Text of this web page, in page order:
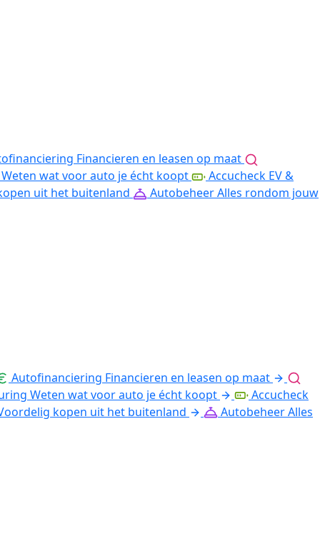
Financieren en leasen op maat
Weten wat voor auto je écht koopt
Accucheck EV &
uit het buitenland
AutobeheerAlles rondom jouw
Autofinanciering Financieren en leasen op maat
Weten wat voor auto je écht koopt
Accucheck
kopen uit het buitenland
AutobeheerAlles